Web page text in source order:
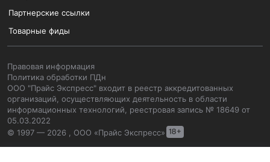
Партнерские ссылки
Товарные фиды
Правовая информация
Политика обработки ПДн
ООО "Прайс Экспресс" входит в реестр аккредитованных
организаций, осуществляющих деятельность в области
информационных технологий, реестровая запись № 18649 от
05.03.2022
© 1997 — 2026 , ООО «Прайс Экспресс»